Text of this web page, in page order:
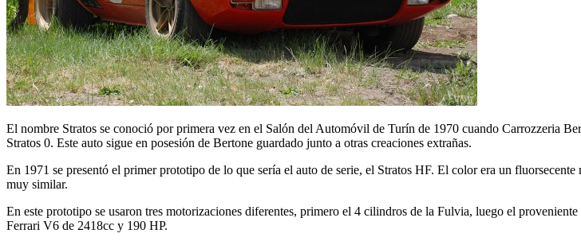
El nombre Stratos se conoció por primera vez en el Salón del Automóvil de Turín de 1970 cuando Carrozzeria
Stratos 0. Este auto sigue en posesión de Bertone guardado junto a otras creaciones extrañas.
En 1971 se presentó el primer prototipo de lo que sería el auto de serie, el Stratos HF. El color era un
muy similar.
En este prototipo se usaron tres motorizaciones diferentes, primero el 4 cilindros de la Fulvia, luego el
Ferrari V6 de 2418cc y 190 HP.